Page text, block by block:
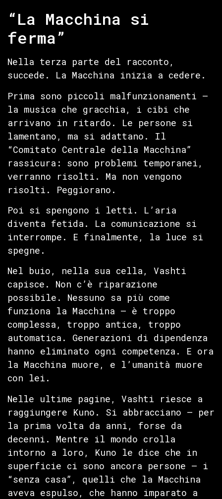
“La Macchina si
ferma”
Nella terza parte del racconto,
succede. La Macchina inizia a cedere.
Prima sono piccoli malfunzionamenti —
la musica che gracchia, i cibi che
arrivano in ritardo. Le persone si
lamentano, ma si adattano. Il
“Comitato Centrale della Macchina”
rassicura: sono problemi temporanei,
verranno risolti. Ma non vengono
risolti. Peggiorano.
Poi si spengono i letti. L’aria
diventa fetida. La comunicazione si
interrompe. E finalmente, la luce si
spegne.
Nel buio, nella sua cella, Vashti
capisce. Non c’è riparazione
possibile. Nessuno sa più come
funziona la Macchina — è troppo
complessa, troppo antica, troppo
automatica. Generazioni di dipendenza
hanno eliminato ogni competenza. E ora
la Macchina muore, e l’umanità muore
con lei.
Nelle ultime pagine, Vashti riesce a
raggiungere Kuno. Si abbracciano — per
la prima volta da anni, forse da
decenni. Mentre il mondo crolla
intorno a loro, Kuno le dice che in
superficie ci sono ancora persone — i
“senza casa”, quelli che la Macchina
aveva espulso, che hanno imparato a